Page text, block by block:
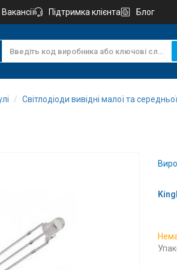
Вакансії Підтримка клієнта Блог
Світлодіоди вивідні малої та